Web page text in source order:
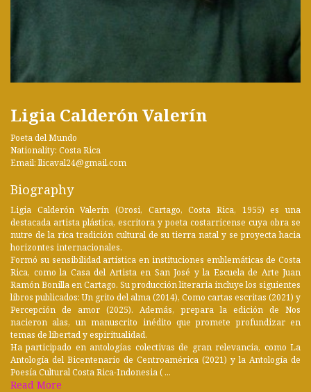
Ligia Calderón Valerín
Poeta del Mundo
Nationality: Costa Rica
Email: llicaval24@gmail.com
Biography
Ligia Calderón Valerín (Orosi, Cartago, Costa Rica, 1955) es una
destacada artista plástica, escritora y poeta costarricense cuya obra se
nutre de la rica tradición cultural de su tierra natal y se proyecta hacia
horizontes internacionales.
Formó su sensibilidad artística en instituciones emblemáticas de Costa
Rica, como la Casa del Artista en San José y la Escuela de Arte Juan
Ramón Bonilla en Cartago. Su producción literaria incluye los siguientes
libros publicados: Un grito del alma (2014), Como cartas escritas (2021) y
Percepción de amor (2025). Además, prepara la edición de Nos
nacieron alas, un manuscrito inédito que promete profundizar en
temas de libertad y espiritualidad.
Ha participado en antologías colectivas de gran relevancia, como La
Antología del Bicentenario de Centroamérica (2021) y la Antología de
Poesía Cultural Costa Rica-Indonesia ( ...
Read More